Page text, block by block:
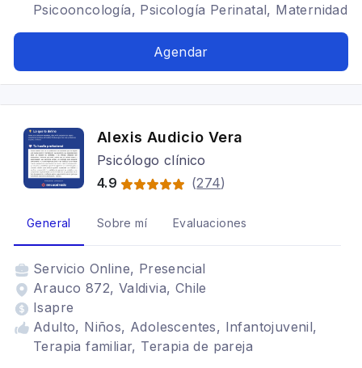
Psicooncología, Psicología Perinatal, Maternidad
Agendar
Alexis Audicio Vera
Psicólogo clínico
4.9
(274)
General Sobre mí Evaluaciones
Servicio Online, Presencial
Arauco 872, Valdivia, Chile
Isapre
Adulto, Niños, Adolescentes, Infantojuvenil,
Terapia familiar, Terapia de pareja